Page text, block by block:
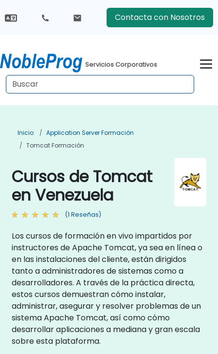
Contacta con Nosotros
Servicios Corporativos
Inicio
Application Server Formación
Tomcat Formación
Cursos de Tomcat
en Venezuela
(1 Reseñas)
Los cursos de formación en vivo impartidos por
instructores de Apache Tomcat, ya sea en línea o
en las instalaciones del cliente, están dirigidos
tanto a administradores de sistemas como a
desarrolladores. A través de la práctica directa,
estos cursos demuestran cómo instalar,
administrar, asegurar y resolver problemas de un
sistema Apache Tomcat, así como cómo
desarrollar aplicaciones a mediana y gran escala
sobre esta plataforma.